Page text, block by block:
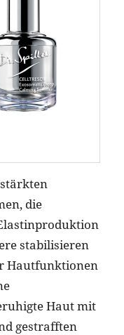
die
stabilisieren
Hautfunktionen
Haut mit
gestrafften